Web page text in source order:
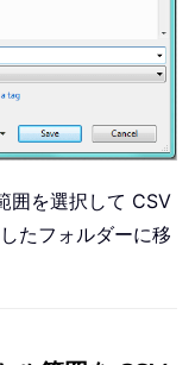
囲を選択して CSV
たフォルダーに移